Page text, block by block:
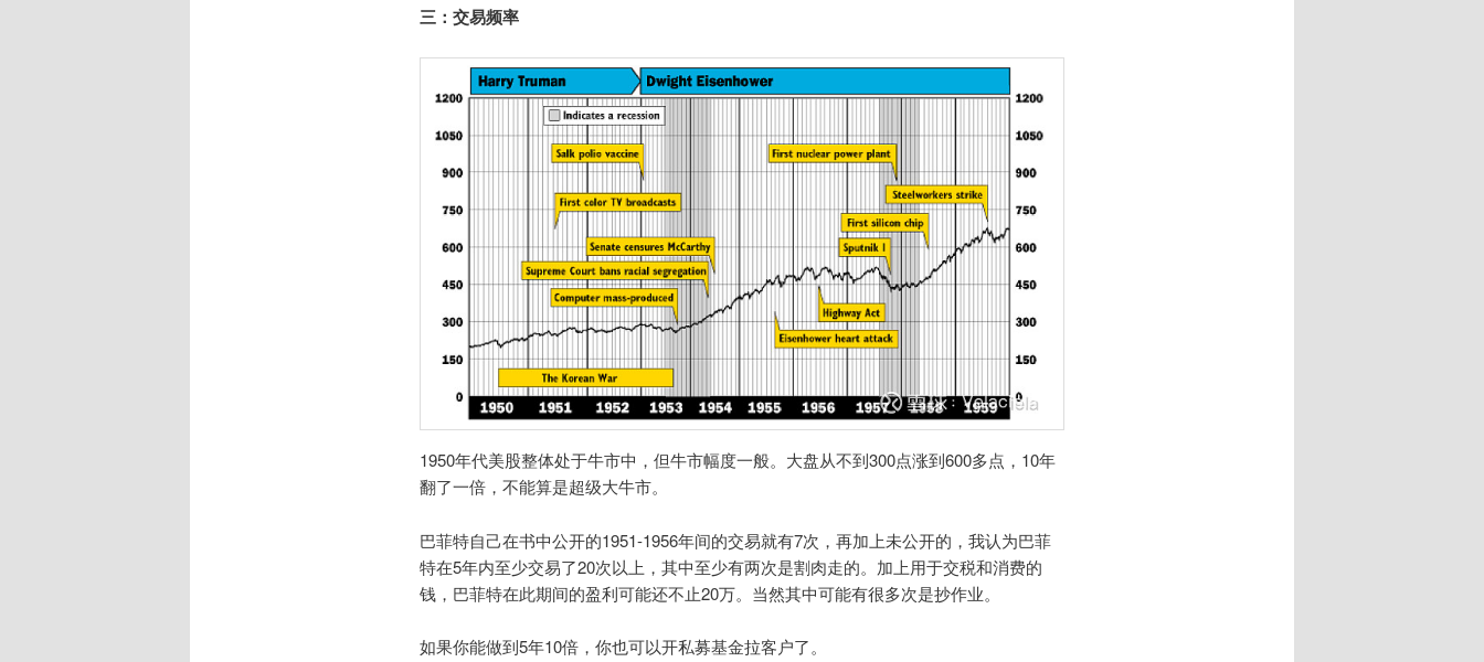
三：交易频率
1950年代美股整体处于牛市中，但牛市幅度一般。大盘从不到300点涨到600多点，10年
翻了一倍，不能算是超级大牛市。
巴菲特自己在书中公开的1951-1956年间的交易就有7次，再加上未公开的，我认为巴菲
特在5年内至少交易了20次以上，其中至少有两次是割肉走的。加上用于交税和消费的
钱，巴菲特在此期间的盈利可能还不止20万。当然其中可能有很多次是抄作业。
如果你能做到5年10倍，你也可以开私募基金拉客户了。